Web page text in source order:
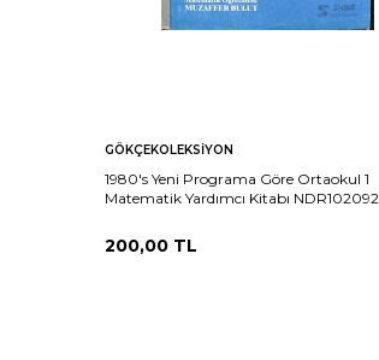
GÖKÇEKOLEKSIYON
1980's Yeni Programa Göre Ortaokul 1
Matematik Yardımcı Kitabı NDR102092
200,00 TL